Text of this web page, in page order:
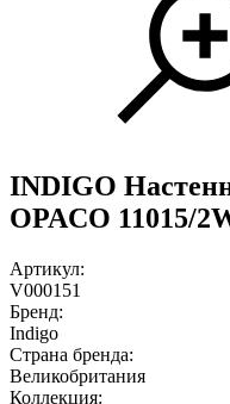
INDIGO
OPACO 11015/
Артикул:
V000151
Бренд:
Indigo
Страна бренда:
Великобритания
Коллекция: